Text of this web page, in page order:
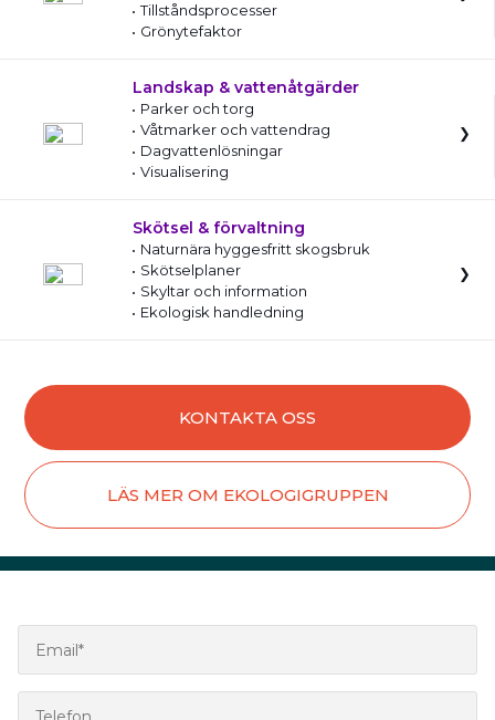
Tillståndsprocesser
Grönytefaktor
Landskap & vattenåtgärder
Parker och torg
Våtmarker och vattendrag
Dagvattenlösningar
Visualisering
Skötsel & förvaltning
Naturnära hyggesfritt skogsbruk
Skötselplaner
Skyltar och information
Ekologisk handledning
KONTAKTA OSS
LÄS MER OM EKOLOGIGRUPPEN